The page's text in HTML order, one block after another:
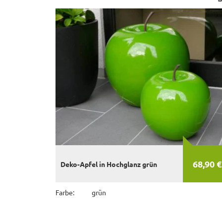
68,90
Deko-Apfel in Hochglanz grün
Farbe: grün